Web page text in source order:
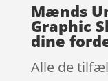
Mænds
Graphic
dine
Alle de